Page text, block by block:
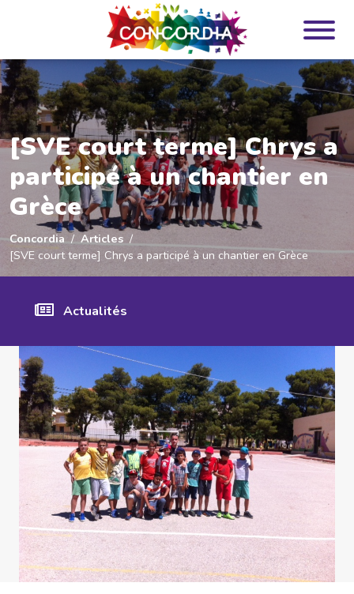
[SVE court terme] Chrys a
participé à un chantier en
Grèce
Concordia
Articles
[SVE court terme] Chrys a participé à un chantier en Grèce
Actualités
Panneau de gestion des cookies